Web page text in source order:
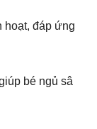
hoạt, đáp ứng
bé ngủ sâ